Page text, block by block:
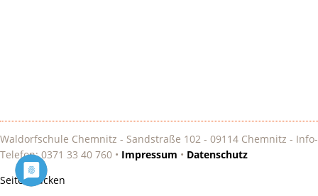
Waldorfschule Chemnitz - Sandstraße 102 - 09114 Chemnitz - Info-
Telefon: 0371 33 40 760 • Impressum • Datenschutz
Seite drucken